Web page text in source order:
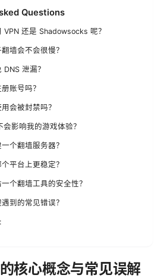
Questions
VPN 还是 Shadowsocks 呢？
墙会不会很慢？
泄漏？
账号吗？
会被封禁吗？
会影响我的游戏体验？
个翻墙服务器？
平台上更稳定？
个翻墙工具的安全性？
到的常见错误？
核心概念与常见误解